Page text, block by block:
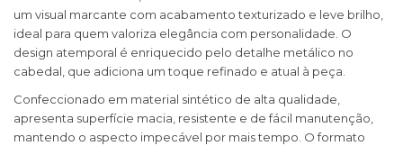
um visual marcante com acabamento texturizado e leve brilho,
ideal para quem valoriza elegância com personalidade. O
design atemporal é enriquecido pelo detalhe metálico no
cabedal, que adiciona um toque refinado e atual à peça.
Confeccionado em material sintético de alta qualidade,
apresenta superfície macia, resistente e de fácil manutenção,
mantendo o aspecto impecável por mais tempo. O formato